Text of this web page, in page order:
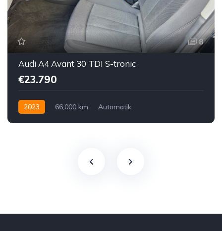
8
Audi A4 Avant 30 TDI S-tronic
€23.790
2023 66,000 km
Automatik